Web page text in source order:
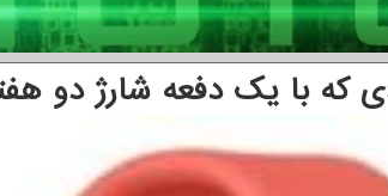
با یك دفعه شارژ دو